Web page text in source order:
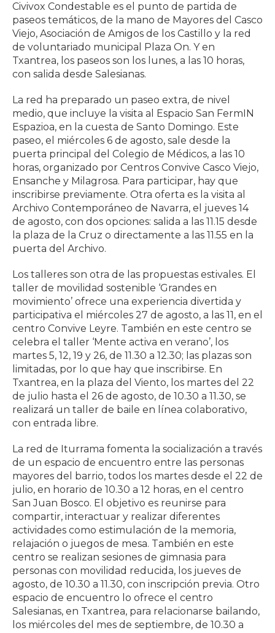
Civivox Condestable es el punto de partida de
paseos temáticos, de la mano de Mayores del Casco
Viejo, Asociación de Amigos de los Castillo y la red
de voluntariado municipal Plaza On. Y en
Txantrea, los paseos son los lunes, a las 10 horas,
con salida desde Salesianas.
La red ha preparado un paseo extra, de nivel
medio, que incluye la visita al Espacio San FermIN
Espazioa, en la cuesta de Santo Domingo. Este
paseo, el miércoles 6 de agosto, sale desde la
puerta principal del Colegio de Médicos, a las 10
horas, organizado por Centros Convive Casco Viejo,
Ensanche y Milagrosa. Para participar, hay que
inscribirse previamente. Otra oferta es la visita al
Archivo Contemporáneo de Navarra, el jueves 14
de agosto, con dos opciones: salida a las 11.15 desde
la plaza de la Cruz o directamente a las 11.55 en la
puerta del Archivo.
Los talleres son otra de las propuestas estivales. El
taller de movilidad sostenible ‘Grandes en
movimiento’ ofrece una experiencia divertida y
participativa el miércoles 27 de agosto, a las 11, en el
centro Convive Leyre. También en este centro se
celebra el taller ‘Mente activa en verano’, los
martes 5, 12, 19 y 26, de 11.30 a 12.30; las plazas son
limitadas, por lo que hay que inscribirse. En
Txantrea, en la plaza del Viento, los martes del 22
de julio hasta el 26 de agosto, de 10.30 a 11.30, se
realizará un taller de baile en línea colaborativo,
con entrada libre.
La red de Iturrama fomenta la socialización a través
de un espacio de encuentro entre las personas
mayores del barrio, todos los martes desde el 22 de
julio, en horario de 10.30 a 12 horas, en el centro
San Juan Bosco. El objetivo es reunirse para
compartir, interactuar y realizar diferentes
actividades como estimulación de la memoria,
relajación o juegos de mesa. También en este
centro se realizan sesiones de gimnasia para
personas con movilidad reducida, los jueves de
agosto, de 10.30 a 11.30, con inscripción previa. Otro
espacio de encuentro lo ofrece el centro
Salesianas, en Txantrea, para relacionarse bailando,
los miércoles del mes de septiembre, de 10.30 a